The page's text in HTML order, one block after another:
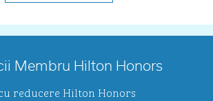
Membru Hilton Honors
reducere Hilton Honors